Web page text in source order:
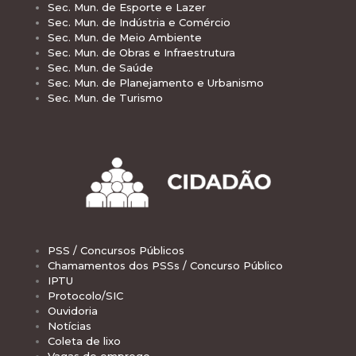
Sec. Mun. de Esporte e Lazer
Sec. Mun. de Indústria e Comércio
Sec. Mun. de Meio Ambiente
Sec. Mun. de Obras e Infraestrutura
Sec. Mun. de Saúde
Sec. Mun. de Planejamento e Urbanismo
Sec. Mun. de Turismo
PSS / Concursos Públicos
Chamamentos dos PSSs / Concurso Público
IPTU
Protocolo/SIC
Ouvidoria
Notícias
Coleta de lixo